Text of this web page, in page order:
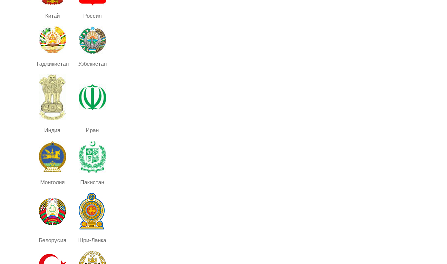
Китай Россия
Таджикистан Узбекистан
Индия Иран
Монголия Пакистан
Белорусия Шри-Ланка